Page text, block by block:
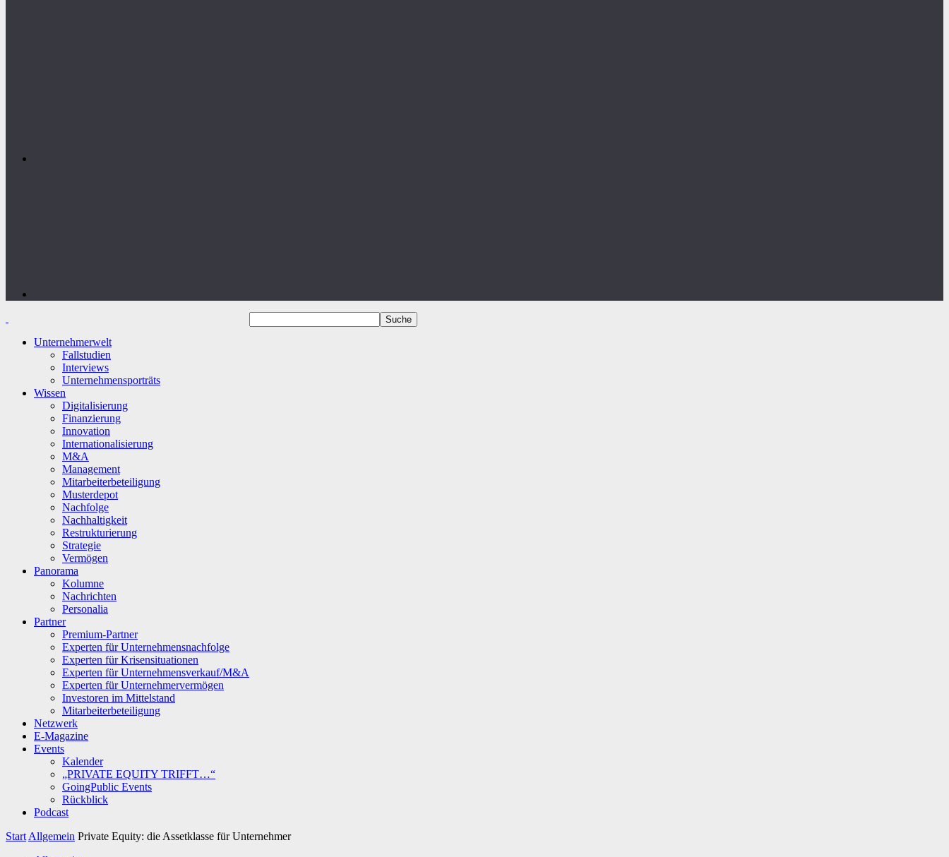
Unternehmerwelt
Fallstudien
Interviews
Unternehmensporträts
Wissen
Digitalisierung
Finanzierung
Innovation
Internationalisierung
M&A
Management
Mitarbeiterbeteiligung
Musterdepot
Nachfolge
Nachhaltigkeit
Restrukturierung
Strategie
Vermögen
Panorama
Kolumne
Nachrichten
Personalia
Partner
Premium-Partner
Experten für Unternehmensnachfolge
Experten für Krisensituationen
Experten für Unternehmensverkauf/M&A
Experten für Unternehmervermögen
Investoren im Mittelstand
Mitarbeiterbeteiligung
Netzwerk
E-Magazine
Events
Kalender
„PRIVATE EQUITY TRIFFT…“
GoingPublic Events
Rückblick
Podcast
Start Allgemein Private Equity: die Assetklasse für Unternehmer